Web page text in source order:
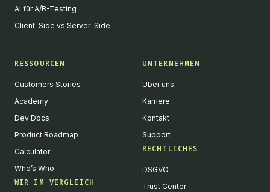
AI für A/B-Testing
Client-Side vs Server-Side
RESSOURCEN
Customers Stories
Academy
Dev Docs
Product Roadmap
Calculator
Who’s Who
WIR IM VERGLEICH
UNTERNEHMEN
Über uns
Karriere
Kontakt
Support
RECHTLICHES
DSGVO
Trust Center